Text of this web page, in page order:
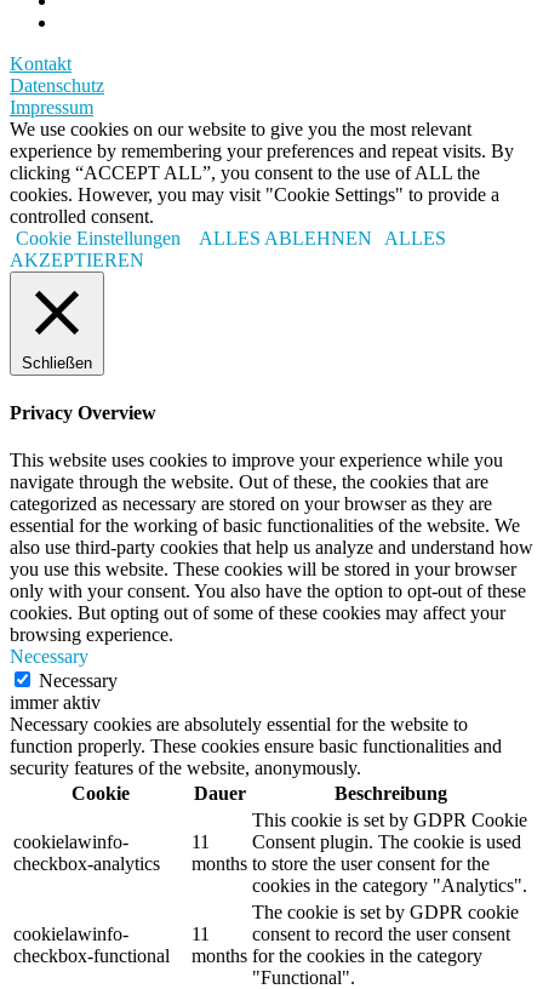
Kontakt
Datenschutz
Impressum
We use cookies on our website to give you the most relevant
experience by remembering your preferences and repeat visits. By
clicking “ACCEPT ALL”, you consent to the use of ALL the
cookies. However, you may visit "Cookie Settings" to provide a
controlled consent.
Cookie Einstellungen
ALLES ABLEHNEN
ALLES
AKZEPTIEREN
Schließen
Privacy Overview
This website uses cookies to improve your experience while you
navigate through the website. Out of these, the cookies that are
categorized as necessary are stored on your browser as they are
essential for the working of basic functionalities of the website. We
also use third-party cookies that help us analyze and understand how
you use this website. These cookies will be stored in your browser
only with your consent. You also have the option to opt-out of these
cookies. But opting out of some of these cookies may affect your
browsing experience.
Necessary
Necessary
immer aktiv
Necessary cookies are absolutely essential for the website to
function properly. These cookies ensure basic functionalities and
security features of the website, anonymously.
Cookie
Dauer Beschreibung
cookielawinfo-
checkbox-analytics
11
months
This cookie is set by GDPR Cookie
Consent plugin. The cookie is used
to store the user consent for the
cookies in the category "Analytics".
cookielawinfo-
checkbox-functional
11
months
The cookie is set by GDPR cookie
consent to record the user consent
for the cookies in the category
"Functional".